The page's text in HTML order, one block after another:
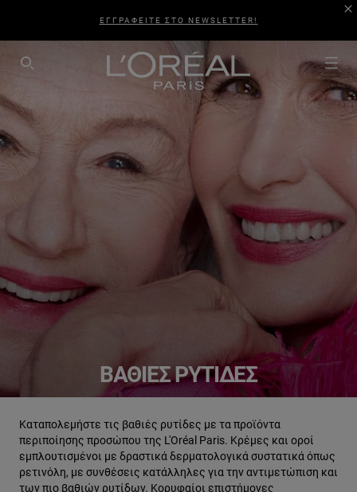
ΕΓΓΡΑΦΕΙΤΕ ΣΤΟ NEWSLETTER!
SEARCH THIS SITE
ΒΑΘΙΈΣ ΡΥΤΊΔΕΣ
Καταπολεμήστε τις βαθιές ρυτίδες με τα προϊόντα
περιποίησης προσώπου της L'Oréal Paris. Κρέμες και οροί
εμπλουτισμένοι με δραστικά δερματολογικά συστατικά όπως
ρετινόλη, με συνθέσεις κατάλληλες για την αντιμετώπιση και
των πιο βαθιών ρυτίδων. Κορυφαίοι επιστήμονες